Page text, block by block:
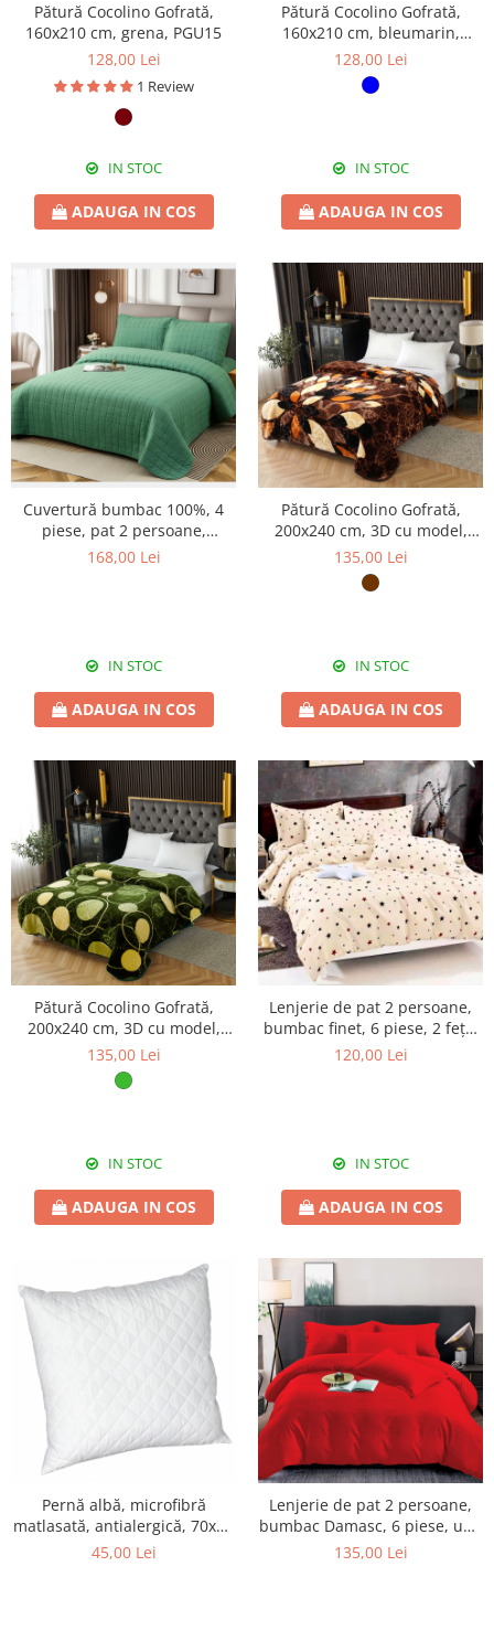
Pătură Cocolino Gofrată,
160x210 cm, grena, PGU15
128,00 Lei
1 Review
IN STOC
ADAUGA IN COS
Pătură Cocolino Gofrată,
160x210 cm, bleumarin,
PGU110
128,00 Lei
IN STOC
ADAUGA IN COS
Cuvertură bumbac 100%, 4
piese, pat 2 persoane,
230x240 cm, EY03
168,00 Lei
IN STOC
ADAUGA IN COS
Pătură Cocolino Gofrată,
200x240 cm, 3D cu model,
maro, PGU200
135,00 Lei
IN STOC
ADAUGA IN COS
Pătură Cocolino Gofrată,
200x240 cm, 3D cu model,
verde cu cercuri, PGU204
135,00 Lei
IN STOC
ADAUGA IN COS
Lenjerie de pat 2 persoane,
bumbac finet, 6 piese, 2 fețe,
SP679
120,00 Lei
IN STOC
ADAUGA IN COS
Pernă albă, microfibră
matlasată, antialergică, 70x70
cm
45,00 Lei
Lenjerie de pat 2 persoane,
bumbac Damasc, 6 piese, uni,
SSD14
135,00 Lei